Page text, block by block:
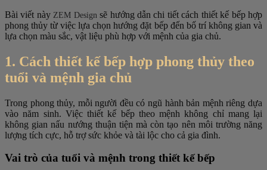
Bài viết này ZEM Design sẽ hướng dẫn chi tiết cách thiết kế bếp hợp
phong thủy từ việc lựa chọn hướng đặt bếp đến bố trí không gian và
lựa chọn màu sắc, vật liệu phù hợp với mệnh của gia chủ.
1. Cách thiết kế bếp hợp phong thủy theo
tuổi và mệnh gia chủ
Trong phong thủy, mỗi người đều có ngũ hành bản mệnh riêng dựa
vào năm sinh. Việc thiết kế bếp theo mệnh không chỉ mang lại
không gian nấu nướng thuận tiện mà còn tạo nên môi trường năng
lượng tích cực, hỗ trợ sức khỏe và tài lộc cho cả gia đình.
Vai trò của tuổi và mệnh trong thiết kế bếp